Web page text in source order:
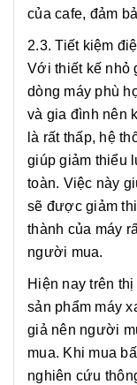
của cafe, đảm
2.3. Tiết kiệm
Với thiết kế nhỏ
dòng máy phù
và gia đình nên
là rất thấp, hệ
giúp giảm thiểu
toàn. Việc này
sẽ được giảm
thành của máy
người mua.
Hiện nay trên
sản phẩm máy
giả nên người
mua. Khi mua
nghiên cứu